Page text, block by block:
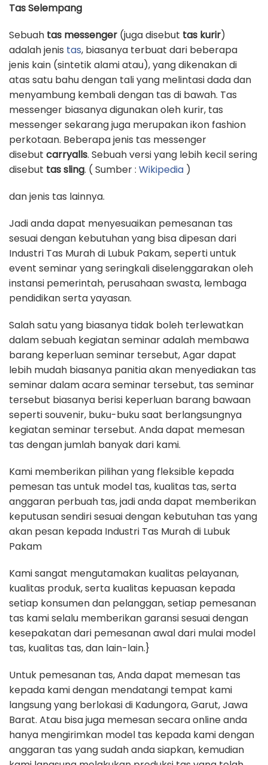
Tas Selempang
Sebuah tas messenger (juga disebut tas kurir)
adalah jenis tas, biasanya terbuat dari beberapa
jenis kain (sintetik alami atau), yang dikenakan di
atas satu bahu dengan tali yang melintasi dada dan
menyambung kembali dengan tas di bawah. Tas
messenger biasanya digunakan oleh kurir, tas
messenger sekarang juga merupakan ikon fashion
perkotaan. Beberapa jenis tas messenger
disebut carryalls. Sebuah versi yang lebih kecil sering
disebut tas sling. ( Sumber : Wikipedia )
dan jenis tas lainnya.
Jadi anda dapat menyesuaikan pemesanan tas
sesuai dengan kebutuhan yang bisa dipesan dari
Industri Tas Murah di Lubuk Pakam, seperti untuk
event seminar yang seringkali diselenggarakan oleh
instansi pemerintah, perusahaan swasta, lembaga
pendidikan serta yayasan.
Salah satu yang biasanya tidak boleh terlewatkan
dalam sebuah kegiatan seminar adalah membawa
barang keperluan seminar tersebut, Agar dapat
lebih mudah biasanya panitia akan menyediakan tas
seminar dalam acara seminar tersebut, tas seminar
tersebut biasanya berisi keperluan barang bawaan
seperti souvenir, buku-buku saat berlangsungnya
kegiatan seminar tersebut. Anda dapat memesan
tas dengan jumlah banyak dari kami.
Kami memberikan pilihan yang fleksible kepada
pemesan tas untuk model tas, kualitas tas, serta
anggaran perbuah tas, jadi anda dapat memberikan
keputusan sendiri sesuai dengan kebutuhan tas yang
akan pesan kepada Industri Tas Murah di Lubuk
Pakam
Kami sangat mengutamakan kualitas pelayanan,
kualitas produk, serta kualitas kepuasan kepada
setiap konsumen dan pelanggan, setiap pemesanan
tas kami selalu memberikan garansi sesuai dengan
kesepakatan dari pemesanan awal dari mulai model
tas, kualitas tas, dan lain-lain.}
Untuk pemesanan tas, Anda dapat memesan tas
kepada kami dengan mendatangi tempat kami
langsung yang berlokasi di Kadungora, Garut, Jawa
Barat. Atau bisa juga memesan secara online anda
hanya mengirimkan model tas kepada kami dengan
anggaran tas yang sudah anda siapkan, kemudian